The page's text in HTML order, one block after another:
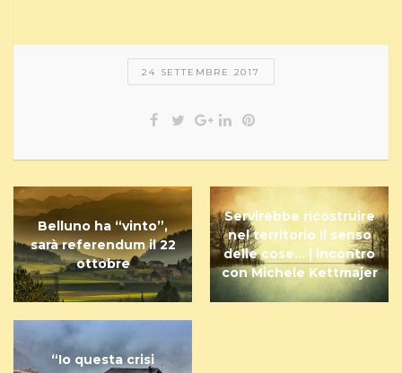
24 SETTEMBRE 2017
Belluno ha “vinto”,
sarà referendum il 22
ottobre
Servirebbe ricostruire
nel territorio il senso
delle cose… | Incontro
con Michele Kettmajer
“Io questa crisi